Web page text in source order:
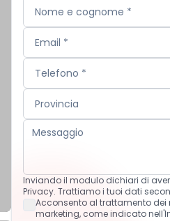
Inviando il modulo dichiari di
Privacy. Trattiamo i tuoi dati
Acconsento al trattamento dei
marketing, come indicato